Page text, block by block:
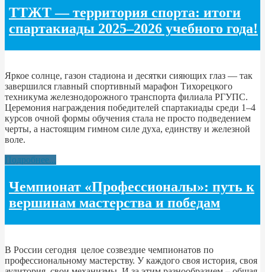
ТТЖТ — территория спорта: итоги
спартакиады 2025–2026 учебного года!
Яркое солнце, газон стадиона и десятки сияющих глаз — так
завершился главный спортивный марафон Тихорецкого
техникума железнодорожного транспорта филиала РГУПС.
Церемония награждения победителей спартакиады среди 1–4
курсов очной формы обучения стала не просто подведением
черты, а настоящим гимном силе духа, единству и железной
воле.
Подробнее...
Чемпионат «Профессионалы»: путь к
вершинам мастерства и победам
В России сегодня целое созвездие чемпионатов по
профессиональному мастерству. У каждого своя история, своя